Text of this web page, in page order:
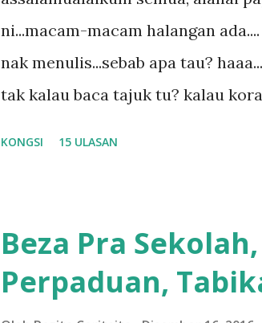
ni...macam-macam halangan
nak menulis...sebab apa tau?
tak kalau baca tajuk tu? kalau
shah singgah Giant beli barang
kereta tu biasalah kan kami
KONGSI 15 ULASAN
Beza Pra
Perpaduan,